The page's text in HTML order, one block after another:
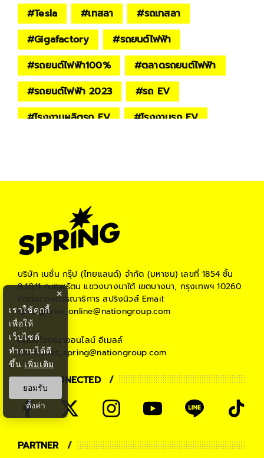
#Tesla #เทสลา #รถเทสลา
#Gigafactory #รถยนต์ไฟฟ้า
#รถยนต์ไฟฟ้า100% #ตลาดรถยนต์ไฟฟ้า
#รถยนต์ไฟฟ้า 2023 #รถ EV
#โรงงานผลิตรถ EV #โรงงานรถ EV
บริษัท เนชั่น กรุ๊ป (ไทยแลนด์) จำกัด (มหาชน) เลขที่ 1854 ชั้น
9,10,11 ถ.เทพรัตน แขวงบางนาใต้ เขตบางนา, กรุงเทพฯ 10260
ติดต่อกองบรรณาธิการ สปริงนิวส์Email:
springnews_online@nationgroup.com
ติดต่อโฆษณาออนไลน์ อีเมลล์
teamsales_spring@nationgroup.com
STAY CONNECTED
PARTNER
×
เราใช้คุกกี้
เพื่อให้
เว็บไซต์
ทำงานได้ดี
ขึ้น เพิ่มเติม
ยอมรับ
ตั้งค่า